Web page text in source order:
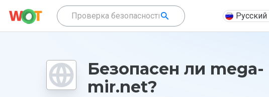
Русский
Безопасен ли mega-
mir.net?